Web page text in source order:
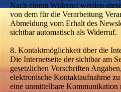
Nach einem Widerruf werden
von dem für die Verarbeitung
Abmeldung vom Erhalt des
sichtbar automatisch als Widerruf.
8. Kontaktmöglichkeit über die
Die Internetseite der sichtbar am
gesetzlichen Vorschriften
elektronische Kontaktaufnahme
eine unmittelbare Kommunikation